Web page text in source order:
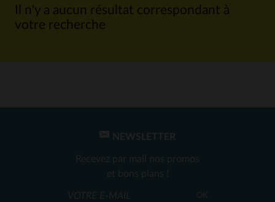
Il n'y a aucun résultat correspondant à
votre recherche
NEWSLETTER
Recevez par mail nos promos
et bons plans !
OK